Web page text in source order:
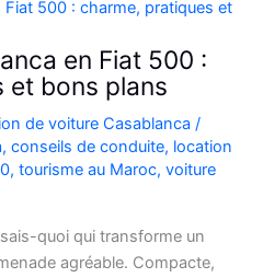
en Fiat 500 :
et bons plans
de voiture Casablanca /
, conseils de conduite, location
, tourisme au Maroc, voiture
quoi qui transforme un
agréable. Compacte,